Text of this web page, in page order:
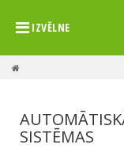
IZVĒLNE
SISTĒMAS